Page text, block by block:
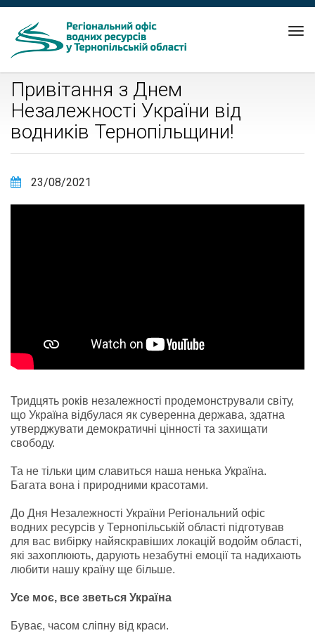
Привітання з Днем
Незалежності України від
водників Тернопільщини!
23/08/2021
Тридцять років незалежності продемонстрували світу,
що Україна відбулася як суверенна держава, здатна
утверджувати демократичні цінності та захищати
свободу.
Та не тільки цим славиться наша ненька Україна.
Багата вона і природними красотами.
До Дня Незалежності України Регіональний офіс
водних ресурсів у Тернопільській області підготував
для вас вибірку найяскравіших локацій водойм області,
які захоплюють, дарують незабутні емоції та надихають
любити нашу країну ще більше.
Усе моє, все зветься Україна
Буває, часом сліпну від краси.